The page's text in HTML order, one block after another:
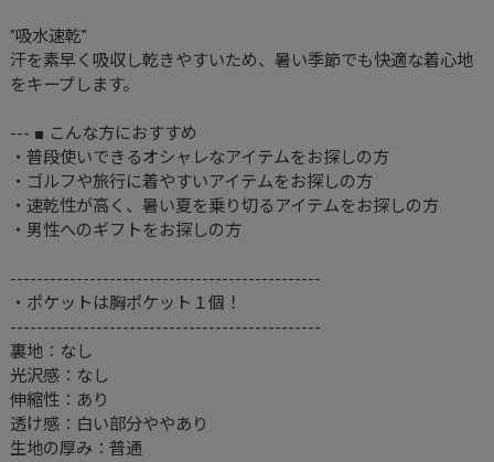
"吸水速乾"
汗を素早く吸収し乾きやすいため、暑い季節でも快適な着心地
をキープします。
--- ■ こんな方におすすめ
・普段使いできるオシャレなアイテムをお探しの方
・ゴルフや旅行に着やすいアイテムをお探しの方
・速乾性が高く、暑い夏を乗り切るアイテムをお探しの方
・男性へのギフトをお探しの方
-----------------------------------------------
・ポケットは胸ポケット１個！
-----------------------------------------------
裏地：なし
光沢感：なし
伸縮性：あり
透け感：白い部分ややあり
生地の厚み：普通